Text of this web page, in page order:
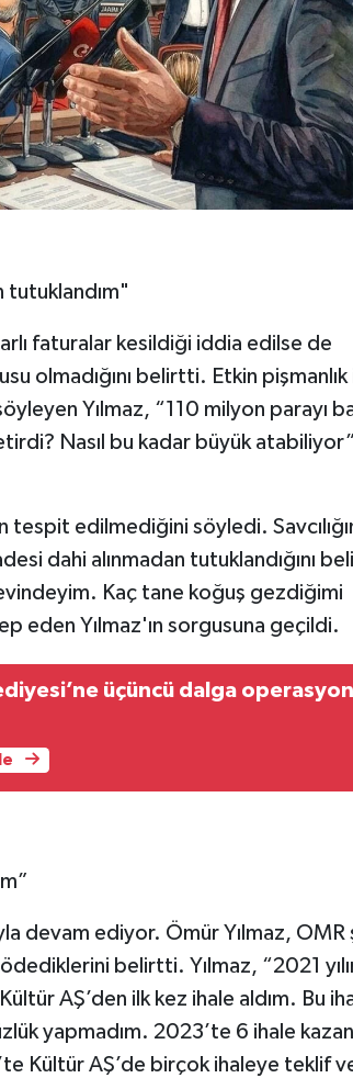
tutuklandım"
faturalar kesildiği iddia edilse de
olmadığını belirtti. Etkin
Yılmaz, “110 milyon parayı
Nasıl bu kadar büyük atabiliyor”
edilmediğini söyledi.
dahi alınmadan tutuklandığını
Kaç tane koğuş gezdiğimi
eden Yılmaz'ın sorgusuna geçildi.
üçüncü dalga
devam ediyor. Ömür Yılmaz,
belirtti. Yılmaz, “2021
AŞ’den ilk kez ihale aldım. Bu
yapmadım. 2023’te 6 ihale
Kültür AŞ’de birçok ihaleye teklif